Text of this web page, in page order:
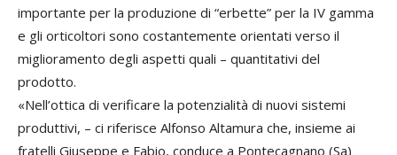
importante per la produzione di “erbette” per la IV gamma
e gli orticoltori sono costantemente orientati verso il
miglioramento degli aspetti quali – quantitativi del
prodotto.
«Nell’ottica di verificare la potenzialità di nuovi sistemi
produttivi, – ci riferisce Alfonso Altamura che, insieme ai
fratelli Giuseppe e Fabio, conduce a Pontecagnano (Sa)